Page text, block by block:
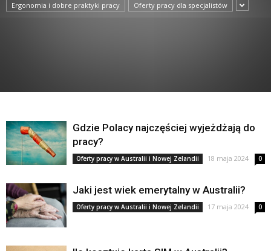
Ergonomia i dobre praktyki pracy Oferty pracy dla specjalistów
Gdzie Polacy najczęściej wyjeżdżają do
pracy?
Oferty pracy w Australii i Nowej Zelandii 18 maja 2024 0
Jaki jest wiek emerytalny w Australii?
Oferty pracy w Australii i Nowej Zelandii 17 maja 2024 0